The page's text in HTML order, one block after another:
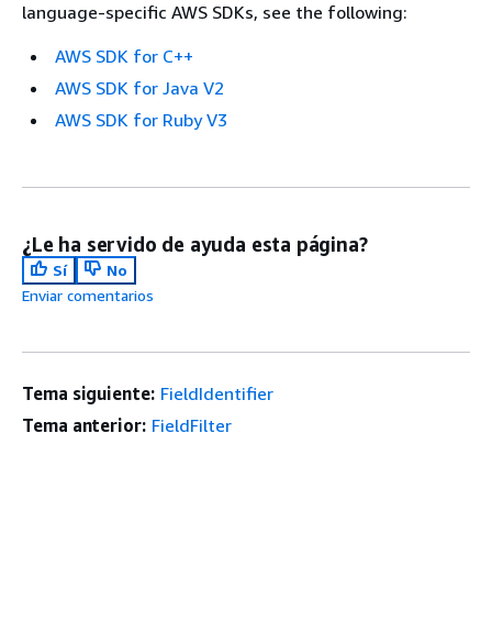
language-specific AWS SDKs, see the following:
AWS SDK for C++
AWS SDK for Java V2
AWS SDK for Ruby V3
¿Le ha servido de ayuda esta página?
Sí
No
Enviar comentarios
Tema siguiente: FieldIdentifier
Tema anterior: FieldFilter